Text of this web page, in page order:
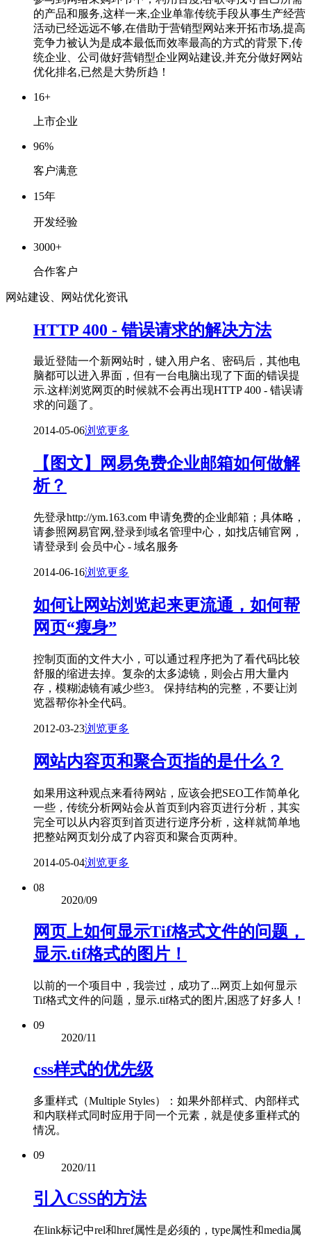
的产品和服务,这样一来,企业单靠传统手段从事生产经营
活动已经远远不够,在借助于营销型网站来开拓市场,提高
竞争力被认为是成本最低而效率最高的方式的背景下,传
统企业、公司做好营销型企业网站建设,并充分做好网站
优化排名,已然是大势所趋！
16+
上市企业
96%
客户满意
15年
开发经验
3000+
合作客户
网站建设、网站优化资讯
HTTP 400 - 错误请求的解决方法
最近登陆一个新网站时，键入用户名、密码后，其他电
脑都可以进入界面，但有一台电脑出现了下面的错误提
示.这样浏览网页的时候就不会再出现HTTP 400 - 错误请
求的问题了。
2014-05-06浏览更多
【图文】网易免费企业邮箱如何做解
析？
先登录http://ym.163.com 申请免费的企业邮箱；具体略，
请参照网易官网,登录到域名管理中心，如找店铺官网，
请登录到 会员中心 - 域名服务
2014-06-16浏览更多
如何让网站浏览起来更流通，如何帮
网页“瘦身”
控制页面的文件大小，可以通过程序把为了看代码比较
舒服的缩进去掉。复杂的太多滤镜，则会占用大量内
存，模糊滤镜有减少些3。 保持结构的完整，不要让浏
览器帮你补全代码。
2012-03-23浏览更多
网站内容页和聚合页指的是什么？
如果用这种观点来看待网站，应该会把SEO工作简单化
一些，传统分析网站会从首页到内容页进行分析，其实
完全可以从内容页到首页进行逆序分析，这样就简单地
把整站网页划分成了内容页和聚合页两种。
2014-05-04浏览更多
08
2020/09
网页上如何显示Tif格式文件的问题，
显示.tif格式的图片！
以前的一个项目中，我尝过，成功了...网页上如何显示
Tif格式文件的问题，显示.tif格式的图片,困惑了好多人！
09
2020/11
css样式的优先级
多重样式（Multiple Styles）：如果外部样式、内部样式
和内联样式同时应用于同一个元素，就是使多重样式的
情况。
09
2020/11
引入CSS的方法
在link标记中rel和href属性是必须的，type属性和media属